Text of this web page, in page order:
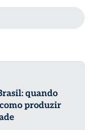
quando
produzir